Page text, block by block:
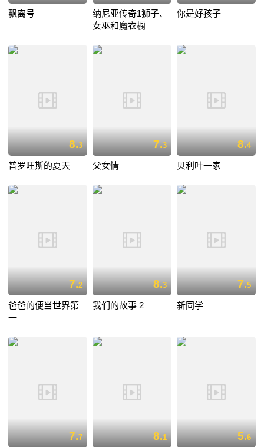
飘离号
纳尼亚传奇1狮子、
女巫和魔衣橱
你是好孩子
8.3
普罗旺斯的夏天
7.3
父女情
8.4
贝利叶一家
7.2
爸爸的便当世界第
一
8.3
我们的故事 2
7.5
新同学
7.7 8.1 5.6